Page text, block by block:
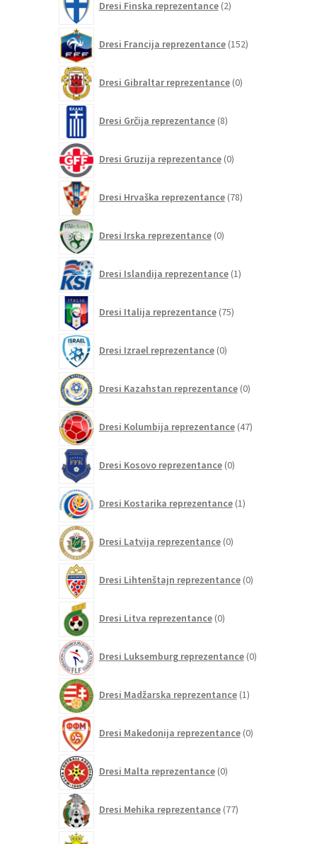
Dresi Finska reprezentance 2izdelka
Dresi Francija reprezentance 152izdelkov
Dresi Gibraltar reprezentance 0izdelkov
Dresi Grčija reprezentance 8izdelkov
Dresi Gruzija reprezentance 0izdelkov
Dresi Hrvaška reprezentance 78izdelkov
Dresi Irska reprezentance 0izdelkov
Dresi Islandija reprezentance 1izdelek
Dresi Italija reprezentance 75izdelkov
Dresi Izrael reprezentance 0izdelkov
Dresi Kazahstan reprezentance 0izdelkov
Dresi Kolumbija reprezentance 47izdelkov
Dresi Kosovo reprezentance 0izdelkov
Dresi Kostarika reprezentance 1izdelek
Dresi Latvija reprezentance 0izdelkov
Dresi Lihtenštajn reprezentance 0izdelkov
Dresi Litva reprezentance 0izdelkov
Dresi Luksemburg reprezentance 0izdelkov
Dresi Madžarska reprezentance 1izdelek
Dresi Makedonija reprezentance 0izdelkov
Dresi Malta reprezentance 0izdelkov
Dresi Mehika reprezentance 77izdelkov